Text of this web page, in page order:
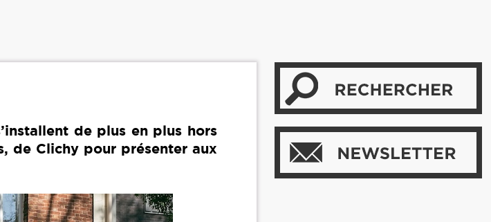
de plus en plus hors
de Clichy pour présenter aux